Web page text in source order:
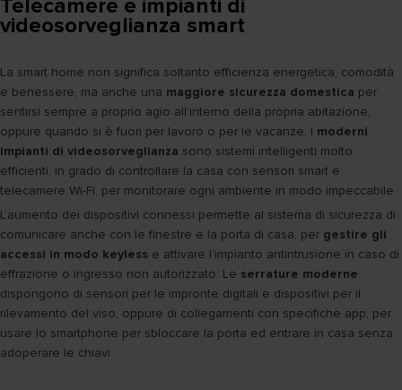
Telecamere e impianti di
videosorveglianza smart
La smart home non significa soltanto efficienza energetica, comodità
e benessere, ma anche una maggiore sicurezza domestica per
sentirsi sempre a proprio agio all’interno della propria abitazione,
oppure quando si è fuori per lavoro o per le vacanze. I moderni
impianti di videosorveglianza sono sistemi intelligenti molto
efficienti, in grado di controllare la casa con sensori smart e
telecamere Wi-Fi, per monitorare ogni ambiente in modo impeccabile.
L’aumento dei dispositivi connessi permette al sistema di sicurezza di
comunicare anche con le finestre e la porta di casa, per gestire gli
accessi in modo keyless e attivare l’impianto antintrusione in caso di
effrazione o ingresso non autorizzato. Le serrature moderne
dispongono di sensori per le impronte digitali e dispositivi per il
rilevamento del viso, oppure di collegamenti con specifiche app, per
usare lo smartphone per sbloccare la porta ed entrare in casa senza
adoperare le chiavi.